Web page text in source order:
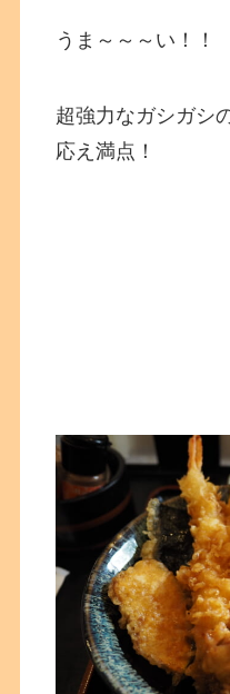
うま～～～い！！
超強力なガシガシ
応え満点！